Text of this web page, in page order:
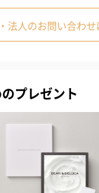
・世界観を、カー
などさまざまなギ
デモサイトはこちら
ままに カード
#男性 #男友達
#90代
法人のお問い合わせ
プレゼント